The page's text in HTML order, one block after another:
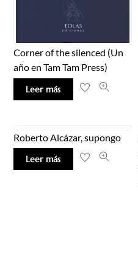
Corner of the silenced (Un
año en Tam Tam Press)
Leer más
Roberto Alcázar, supongo
Leer más